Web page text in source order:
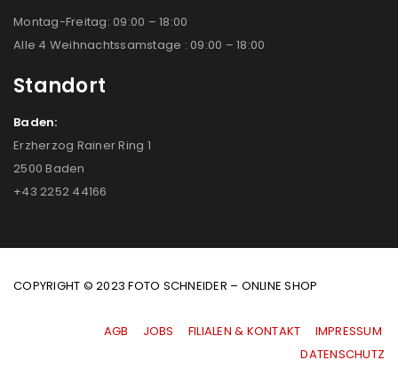
Montag-Freitag: 09:00 – 18:00
Alle 4 Weihnachtssamstage : 09:00 – 18:00
Standort
Baden:
Erzherzog Rainer Ring 1
2500 Baden
+43 2252 44166
COPYRIGHT © 2023 FOTO SCHNEIDER – ONLINE SHOP
AGB JOBS FILIALEN & KONTAKT
IMPRESSUM
|DATENSCHUTZ